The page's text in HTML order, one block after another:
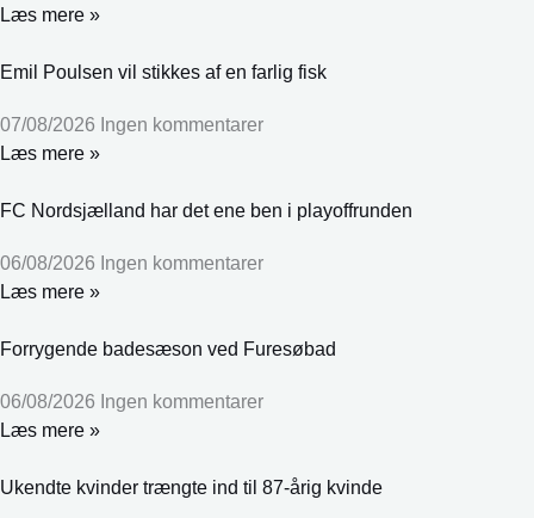
Læs mere »
Emil Poulsen vil stikkes af en farlig fisk
07/08/2026 Ingen kommentarer
Læs mere »
FC Nordsjælland har det ene ben i playoffrunden
06/08/2026 Ingen kommentarer
Læs mere »
Forrygende badesæson ved Furesøbad
06/08/2026 Ingen kommentarer
Læs mere »
Ukendte kvinder trængte ind til 87-årig kvinde